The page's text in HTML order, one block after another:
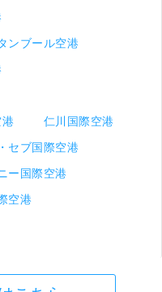
ンブール空港
港
仁川国際空港
セブ国際空港
ー国際空港
空港